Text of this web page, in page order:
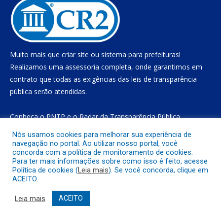
Muito mais que criar site ou sistema para prefeituras!
Realizamos uma assessoria completa, onde garantimos em
contrato que todas as exigências das leis de transparência
pública serão atendidas.
Conheça oPNTPe oRadar da Transparência Pública
Todos os direitos reservados a Prefeitura Municipal de Gurupá
Mapa do Site
Acessar o Webmail
Nós usamos cookies para melhorar sua experiência de
navegação no portal. Ao utilizar nosso portal, você
concorda com a política de monitoramento de cookies.
Para ter mais informações sobre como isso é feito, acesse
Política de cookies (Leia mais). Se você concorda, clique em
ACEITO.
Leia mais ACEITO